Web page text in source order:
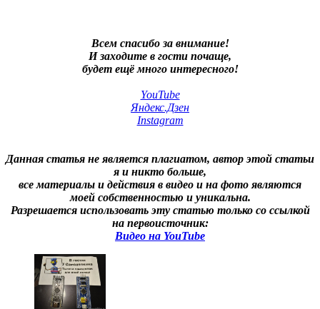
Всем спасибо за внимание!
И заходите в гости почаще,
будет ещё много интересного!
YouTube
Яндекс.Дзен
Instagram
Данная статья не является плагиатом, автор этой статьи
я и никто больше,
все материалы и действия в видео и на фото являются
моей собственностью и уникальна.
Разрешается использовать эту статью только со ссылкой
на первоисточник:
Видео на YouTube